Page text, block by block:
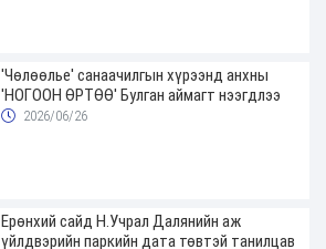
'Чөлөөлье' санаачилгын хүрээнд анхны
'НОГООН ӨРТӨӨ' Булган аймагт нээгдлээ
2026/06/26
Ерөнхий сайд Н.Учрал Далянийн аж
үйлдвэрийн паркийн дата төвтэй танилцав